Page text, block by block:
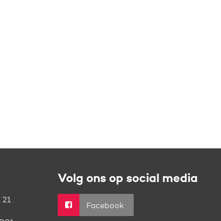
21
Volg ons op social media
Facebook